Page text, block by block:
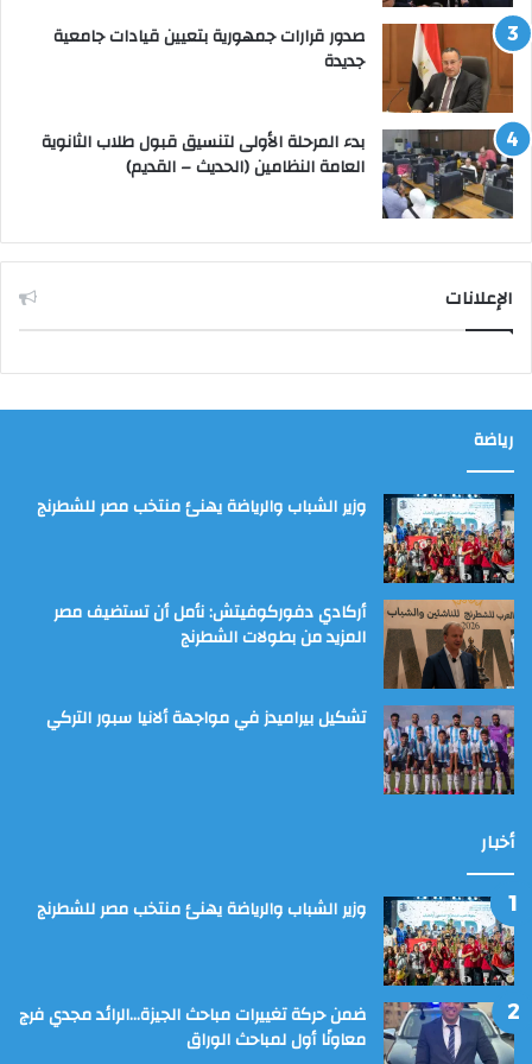
صدور قرارات جمهورية بتعيين قيادات جامعية
جديدة
بدء المرحلة الأولى لتنسيق قبول طلاب الثانوية
العامة النظامين (الحديث – القديم)
الإعلانات
رياضة
وزير الشباب والرياضة يهنئ منتخب مصر للشطرنج
أركادي دفوركوفيتش: نأمل أن تستضيف مصر
المزيد من بطولات الشطرنج
تشكيل بيراميدز في مواجهة ألانيا سبور التركي
أخبار
وزير الشباب والرياضة يهنئ منتخب مصر للشطرنج
ضمن حركة تغييرات مباحث الجيزة…الرائد مجدي فرج
معاونًا أول لمباحث الوراق